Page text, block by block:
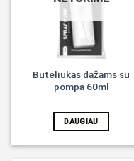
Buteliukas dažams su
pompa 60ml
DAUGIAU